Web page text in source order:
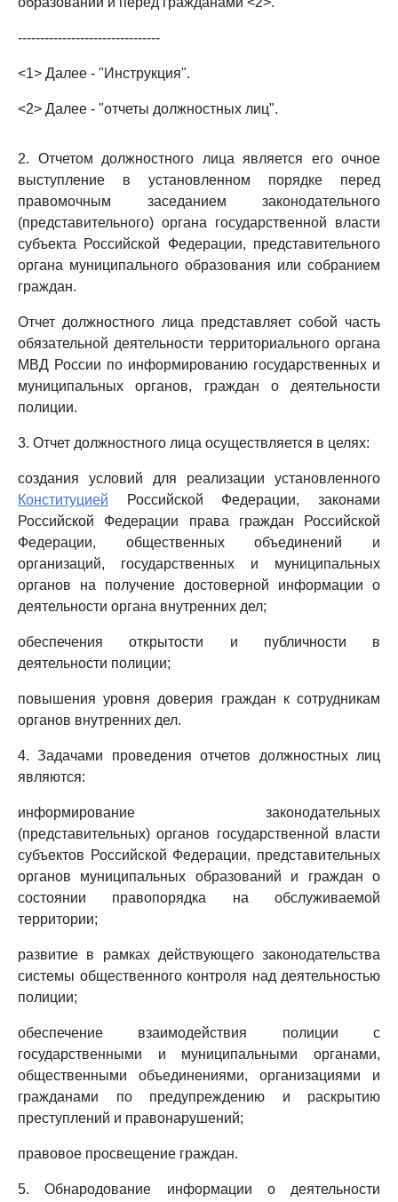
--------------------------------
<1> Далее - "Инструкция".
<2> Далее - "отчеты должностных лиц".
2. Отчетом должностного лица является его очное
выступление в установленном порядке перед
правомочным заседанием законодательного
(представительного) органа государственной власти
субъекта Российской Федерации, представительного
органа муниципального образования или собранием
граждан.
Отчет должностного лица представляет собой часть
обязательной деятельности территориального органа
МВД России по информированию государственных и
муниципальных органов, граждан о деятельности
полиции.
3. Отчет должностного лица осуществляется в целях:
создания условий для реализации установленного
Конституцией Российской Федерации, законами
Российской Федерации права граждан Российской
Федерации, общественных объединений и
организаций, государственных и муниципальных
органов на получение достоверной информации о
деятельности органа внутренних дел;
обеспечения открытости и публичности в
деятельности полиции;
повышения уровня доверия граждан к сотрудникам
органов внутренних дел.
4. Задачами проведения отчетов должностных лиц
являются:
информирование законодательных
(представительных) органов государственной власти
субъектов Российской Федерации, представительных
органов муниципальных образований и граждан о
состоянии правопорядка на обслуживаемой
территории;
развитие в рамках действующего законодательства
системы общественного контроля над деятельностью
полиции;
обеспечение взаимодействия полиции с
государственными и муниципальными органами,
общественными объединениями, организациями и
гражданами по предупреждению и раскрытию
преступлений и правонарушений;
правовое просвещение граждан.
5. Обнародование информации о деятельности